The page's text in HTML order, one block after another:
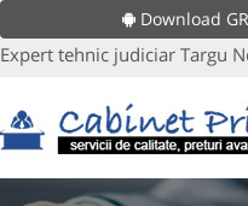
Download
Expert tehnic judiciar Targu